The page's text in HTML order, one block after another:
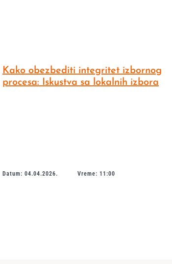
Kako obezbediti integritet izbornog
procesa: Iskustva sa lokalnih izbora
Datum: 04.04.2026. Vreme: 11:00